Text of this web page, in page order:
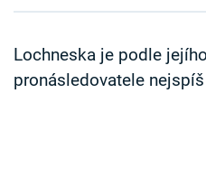
Sledujte nás
Lochneska je podle
pronásledovatele